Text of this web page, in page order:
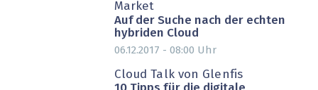
Market
Auf der Suche nach der echten
hybriden Cloud
06.12.2017 - 08:00 Uhr
Cloud Talk von Glenfis